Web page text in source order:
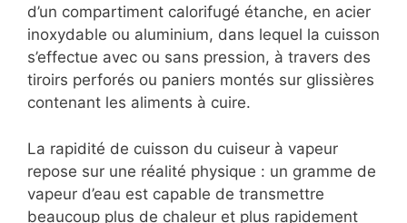
d’un compartiment calorifugé étanche, en acier
inoxydable ou aluminium, dans lequel la cuisson
s’effectue avec ou sans pression, à travers des
tiroirs perforés ou paniers montés sur glissières
contenant les aliments à cuire.
La rapidité de cuisson du cuiseur à vapeur
repose sur une réalité physique : un gramme de
vapeur d’eau est capable de transmettre
beaucoup plus de chaleur et plus rapidement